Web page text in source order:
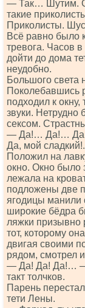
— Так… Шутим.
такие
Приколисты.
Всё равно было
тревога. Часов
дойти до дома
неудобно.
Большого света
Поколебавшись
подходил к
звуки. Нетрудно
сексом.
— Да!… Да!…
Да, мой
Положил на
окно. Окно было
лежала на
подложены две
ягодицы манили
широкие бёдра
ляжки призывно
тот, которому
двигая своими
рядом, смотрел
— Да! Да! Да!… —
такт толчков.
Парень
тети Лены.